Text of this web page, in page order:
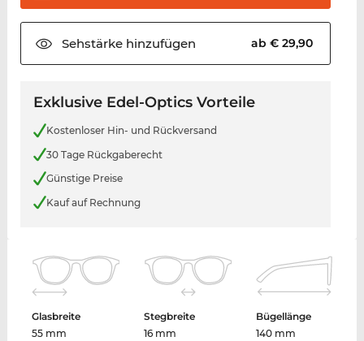
Sehstärkehinzufügen ab € 29,90
Exklusive Edel-Optics Vorteile
Kostenloser Hin- und Rückversand
30 Tage Rückgaberecht
Günstige Preise
Kauf auf Rechnung
Glasbreite
55 mm
Stegbreite
16 mm
Bügellänge
140 mm